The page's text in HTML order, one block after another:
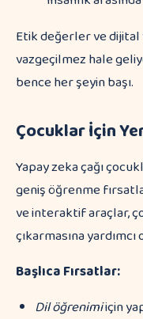
Etik değerler ve dijital
vazgeçilmez hale
bence her şeyin başı.
Çocuklar İçin
Yapay zeka çağı
geniş öğrenme
ve interaktif araçlar,
çıkarmasına yardımcı
Başlıca Fırsatlar:
Dil öğrenimiiçin